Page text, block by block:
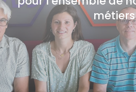
métiers